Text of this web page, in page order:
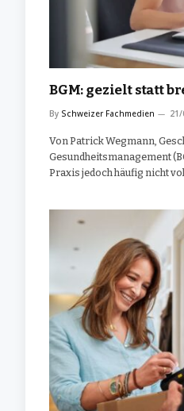
BGM: gezielt statt
By Schweizer Fachmedien
Von Patrick Wegmann,
Gesundheitsmanagement
Praxis jedoch häufig nicht